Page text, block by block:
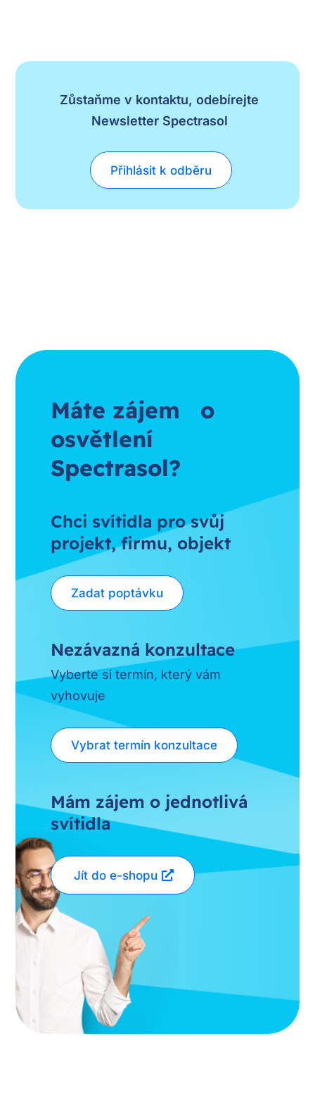
Zůstaňme v kontaktu, odebírejte
Newsletter Spectrasol
Přihlásit k odběru
Máte zájem o
osvětlení
Spectrasol?
Chci svítidla pro svůj
projekt, firmu, objekt
Zadat poptávku
Nezávazná konzultace
Vyberte si termín, který vám
vyhovuje
Vybrat termín konzultace
Mám zájem o jednotlivá
svítidla
Jít do e-shopu